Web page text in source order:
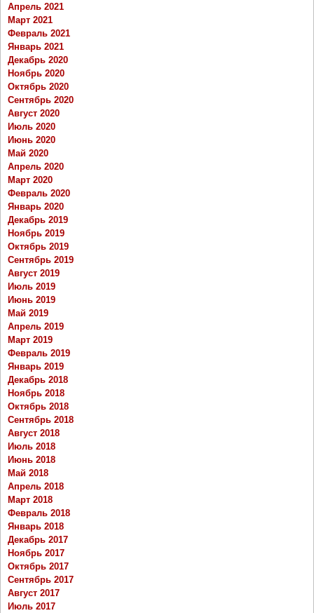
Апрель 2021
Март 2021
Февраль 2021
Январь 2021
Декабрь 2020
Ноябрь 2020
Октябрь 2020
Сентябрь 2020
Август 2020
Июль 2020
Июнь 2020
Май 2020
Апрель 2020
Март 2020
Февраль 2020
Январь 2020
Декабрь 2019
Ноябрь 2019
Октябрь 2019
Сентябрь 2019
Август 2019
Июль 2019
Июнь 2019
Май 2019
Апрель 2019
Март 2019
Февраль 2019
Январь 2019
Декабрь 2018
Ноябрь 2018
Октябрь 2018
Сентябрь 2018
Август 2018
Июль 2018
Июнь 2018
Май 2018
Апрель 2018
Март 2018
Февраль 2018
Январь 2018
Декабрь 2017
Ноябрь 2017
Октябрь 2017
Сентябрь 2017
Август 2017
Июль 2017